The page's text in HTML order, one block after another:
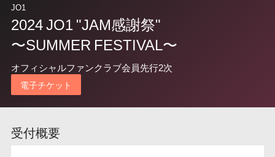
JO1
2024 JO1 "JAM感謝祭"
〜SUMMER FESTIVAL〜
オフィシャルファンクラブ会員先行2次
電子チケット
受付概要